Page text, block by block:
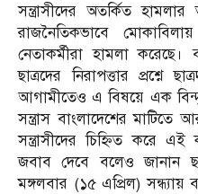
সন্ত্রাসীদের অতর্কিত
রাজনৈতিকভাবে
নেতাকর্মীরা হামলা
ছাত্রদের নিরাপত্তার
আগামীতেও এ বিষয়ে এক
সন্ত্রাস বাংলাদেশের
সন্ত্রাসীদের চিহ্নিত করে
জবাব দেবে বলেও জানান
মঙ্গলবার (১৫ এপ্রিল)